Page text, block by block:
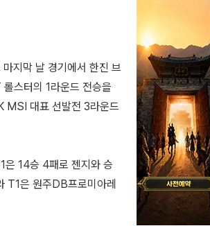
지막 날 경기에서 한진 브
스터의 1라운드 전승을
MSI 대표 선발전 3라운드
은 14승 4패로 젠지와 승
T1은 원주DB프로미아레